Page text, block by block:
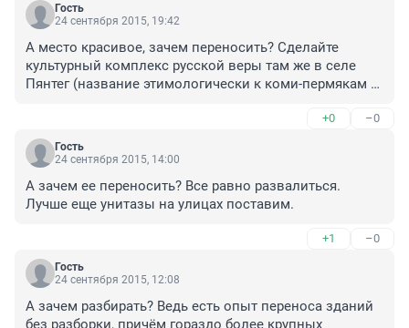
Гость
24 сентября 2015, 19:42
А место красивое, зачем переносить? Сделайте
культурный комплекс русской веры там же в селе
Пянтег (название этимологически к коми-пермякам
пермяки сохранившие русские обычаи и веру, где
остались потомственные колдуны и колдуньи, хоть и
относят их к финно-угорской группе. Что поделать
к Северу, славяне - то уже потом пришли из Скифии,
потеснили их предки современных европейцев.
+0 –0
Гость
24 сентября 2015, 14:00
А зачем ее переносить? Все равно развалиться.
Лучше еще унитазы на улицах поставим.
+1 –0
Гость
24 сентября 2015, 12:08
А зачем разбирать? Ведь есть опыт переноса зданий
без разборки, причём гораздо более крупных